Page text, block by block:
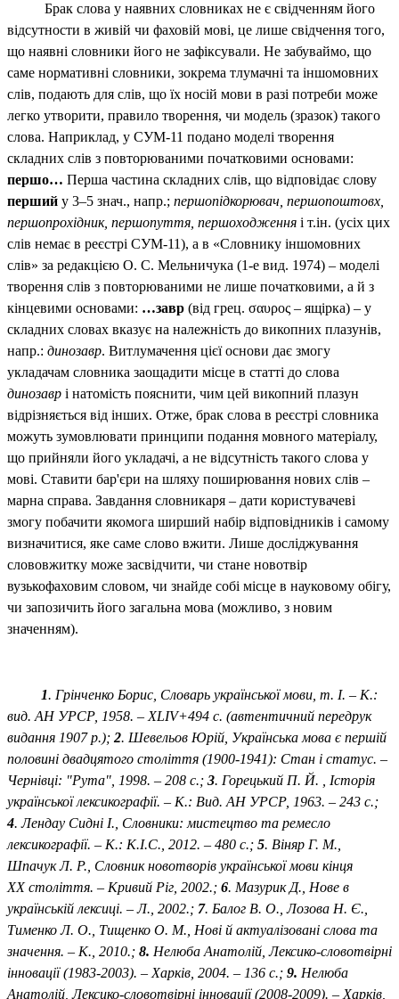
Брак слова у наявних словниках не є свідченням його
відсутности в живій чи фаховій мові, це лише свідчення того,
що наявні словники його не зафіксували. Не забуваймо, що
саме нормативні словники, зокрема тлумачні та іншомовних
слів, подають для слів, що їх носій мови в разі потреби може
легко утворити, правило творення, чи модель (зразок) такого
слова. Наприклад, у СУМ‑11 подано моделі творення
складних слів з повторюваними початковими основами:
першо… Перша частина складних слів, що відповідає слову
перший у 3–5 знач., напр.; першопідкорювач, першопоштовх,
першопрохідник, першопуття, першоходження і т.ін. (усіх цих
слів немає в реєстрі СУМ‑11), а в «Словнику іншомовних
слів» за редакцією О. С. Мельничука (1-е вид. 1974) – моделі
творення слів з повторюваними не лише початковими, а й з
кінцевими основами: …завр (від грец. σαυρος – ящірка) – у
складних словах вказує на належність до викопних плазунів,
напр.: динозавр. Витлумачення цієї основи дає змогу
укладачам словника заощадити місце в статті до слова
динозавр і натомість пояснити, чим цей викопний плазун
відрізняється від інших. Отже, брак слова в реєстрі словника
можуть зумовлювати принципи подання мовного матеріалу,
що прийняли його укладачі, а не відсутність такого слова у
мові. Ставити бар'єри на шляху поширювання нових слів –
марна справа. Завдання словникаря – дати користувачеві
змогу побачити якомога ширший набір відповідників і самому
визначитися, яке саме слово вжити. Лише досліджування
слововжитку може засвідчити, чи стане новотвір
вузькофаховим словом, чи знайде собі місце в науковому обігу,
чи запозичить його загальна мова (можливо, з новим
значенням).
1. Грінченко Борис, Словарь української мови, т. І. – К.:
вид. АН УРСР, 1958. – XLIV+494 с. (автентичний передрук
видання 1907 р.); 2. Шевельов Юрій, Українська мова є першій
половині двадцятого століття (1900-1941): Стан і статус. –
Чернівці: "Рута", 1998. – 208 с.; 3. Горецький П. Й.
, Історія
української лексикографії. – К.: Вид. АН УРСР, 1963. – 243 с.;
4. Лендау Сидні І., Словники: мистецтво та ремесло
лексикографії. – К.: К.І.С., 2012. – 480 с.; 5. Віняр Г. М.,
Шпачук Л. Р., Словник новотворів української мови кінця
ХХ століття. – Кривий Ріг, 2002.; 6. Мазурик Д., Нове в
українській лексиці. – Л., 2002.; 7. Балог В. О., Лозова Н. Є.,
Тименко Л. О., Тищенко О. М., Нові й актуалізовані слова та
значення. – К., 2010.; 8. Нелюба Анатолій, Лексико-словотвірні
інновації (1983‑2003). – Харків, 2004. – 136 с.; 9. Нелюба
Анатолій, Лексико-словотвірні інновації (2008‑2009). – Харків,